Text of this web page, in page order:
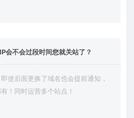
会不会过段时间您就关站了？
使后面更换了域名也会提前通知，
！同时运营多个站点！